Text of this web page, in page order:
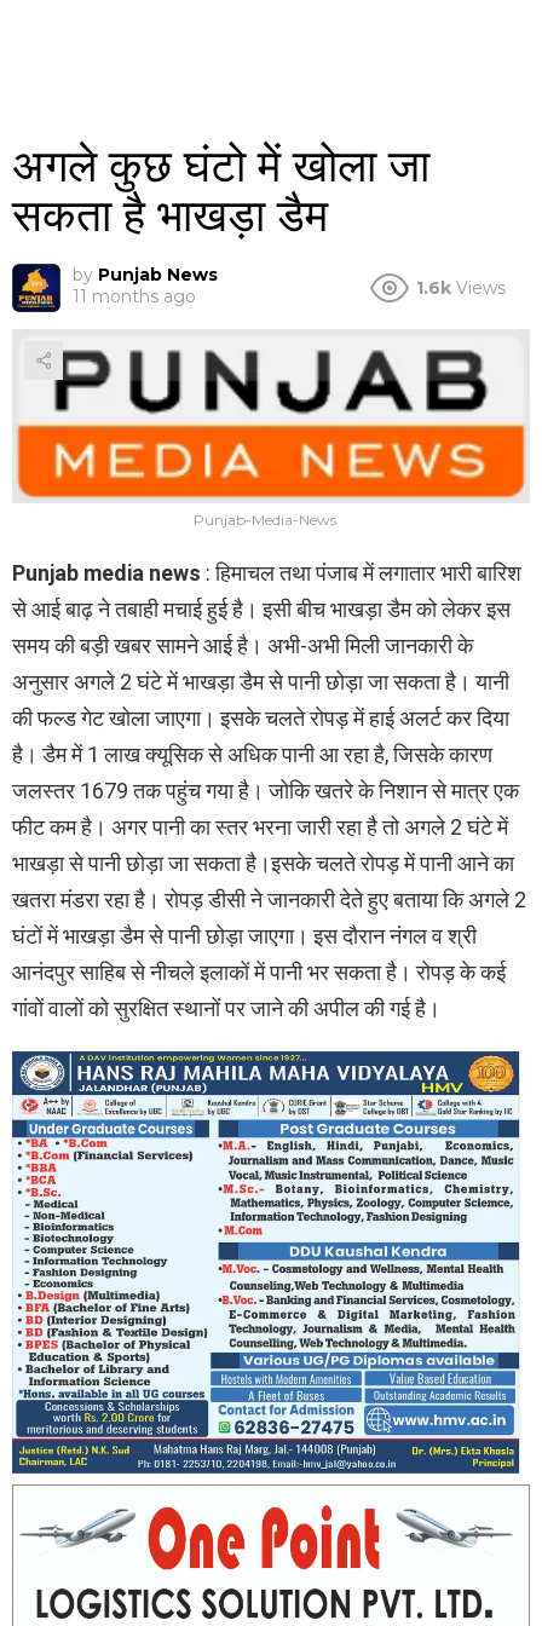
अगले कुछ घंटो में खोला जा
सकता है भाखड़ा डैम
by Punjab News
11 months ago
1.6k Views
Punjab-Media-News
Punjab media news : हिमाचल तथा पंजाब में लगातार भारी बारिश
से आई बाढ़ ने तबाही मचाई हुई है। इसी बीच भाखड़ा डैम को लेकर इस
समय की बड़ी खबर सामने आई है। अभी-अभी मिली जानकारी के
अनुसार अगले 2 घंटे में भाखड़ा डैम से पानी छोड़ा जा सकता है। यानी
की फल्ड गेट खोला जाएगा। इसके चलते रोपड़ में हाई अलर्ट कर दिया
है। डैम में 1 लाख क्यूसिक से अधिक पानी आ रहा है, जिसके कारण
जलस्तर 1679 तक पहुंच गया है। जोकि खतरे के निशान से मात्र एक
फीट कम है। अगर पानी का स्तर भरना जारी रहा है तो अगले 2 घंटे में
भाखड़ा से पानी छोड़ा जा सकता है।इसके चलते रोपड़ में पानी आने का
खतरा मंडरा रहा है। रोपड़ डीसी ने जानकारी देते हुए बताया कि अगले 2
घंटों में भाखड़ा डैम से पानी छोड़ा जाएगा। इस दौरान नंगल व श्री
आनंदपुर साहिब से नीचले इलाकों में पानी भर सकता है। रोपड़ के कई
गांवों वालों को सुरक्षित स्थानों पर जाने की अपील की गई है।